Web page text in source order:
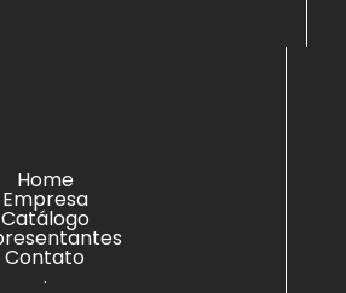
Home
Empresa
Catálogo
Contato
.